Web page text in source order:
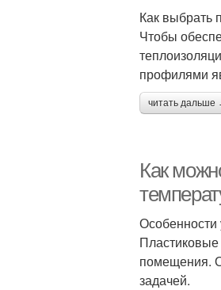
Как выбрать
Чтобы
профилями
читать дальше
Как
Особенности
помещения.
задачей.